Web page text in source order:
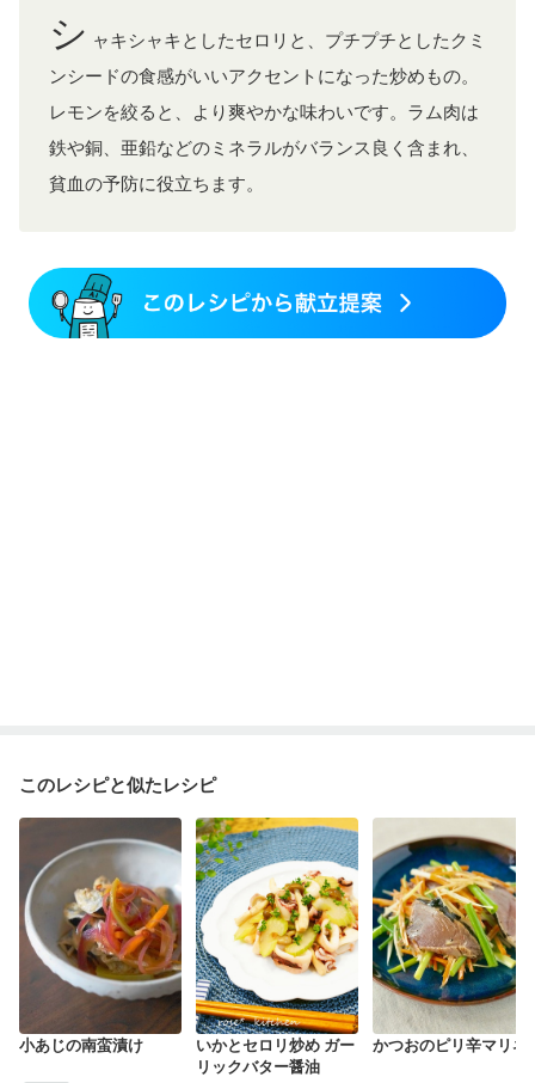
シ ャキシャキとしたセロリと、プチプチとしたクミ
ンシードの食感がいいアクセントになった炒めもの。
レモンを絞ると、より爽やかな味わいです。ラム肉は
鉄や銅、亜鉛などのミネラルがバランス良く含まれ、
貧血の予防に役立ちます。
このレシピと似たレシピ
小あじの南蛮漬け
いかとセロリ炒め ガー
リックバター醤油
かつおのピリ辛マリネ